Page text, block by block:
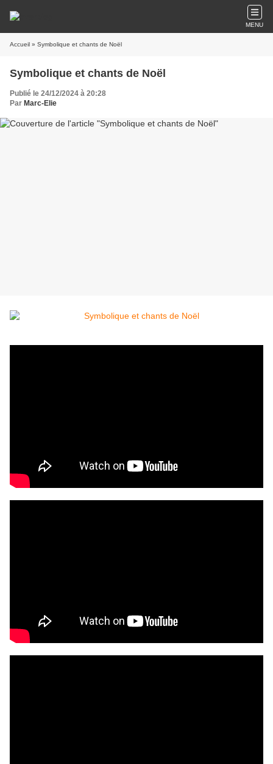
MENU
Accueil » Symbolique et chants de Noël
Symbolique et chants de Noël
Publié le 24/12/2024 à 20:28
Par Marc-Elie